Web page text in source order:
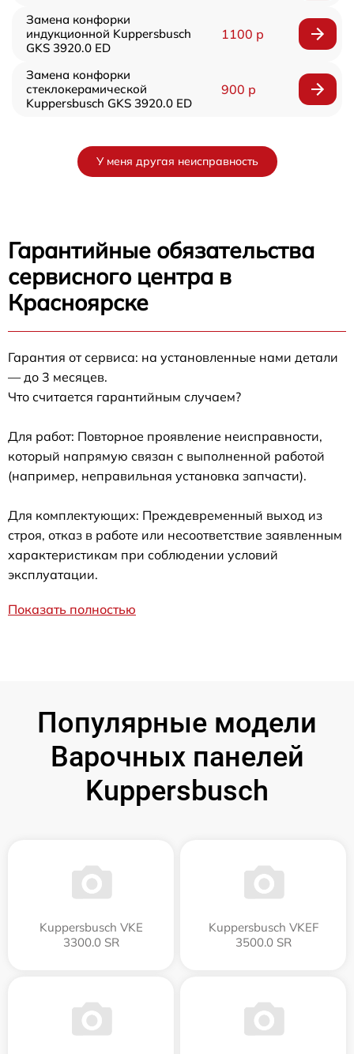
Замена конфорки
индукционной Kuppersbusch
GKS 3920.0 ED
1100 р
Замена конфорки
стеклокерамической
Kuppersbusch GKS 3920.0 ED
900 р
У меня другая неисправность
Гарантийные обязательства
сервисного центра в
Красноярске
Гарантия от сервиса: на установленные нами детали
— до 3 месяцев.
Что считается гарантийным случаем?
Для работ: Повторное проявление неисправности,
который напрямую связан с выполненной работой
(например, неправильная установка запчасти).
Для комплектующих: Преждевременный выход из
строя, отказ в работе или несоответствие заявленным
характеристикам при соблюдении условий
эксплуатации.
Показать полностью
Популярные модели
Варочных панелей
Kuppersbusch
Kuppersbusch VKE
3300.0 SR
Kuppersbusch VKEF
3500.0 SR